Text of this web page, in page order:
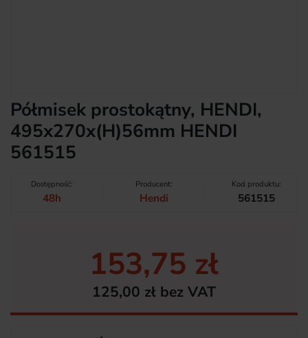
Półmisek prostokątny, HENDI,
495x270x(H)56mm HENDI
561515
Dostępność:
48h
Producent:
Hendi
Kod produktu:
561515
153,75 zł
125,00 zł bez VAT